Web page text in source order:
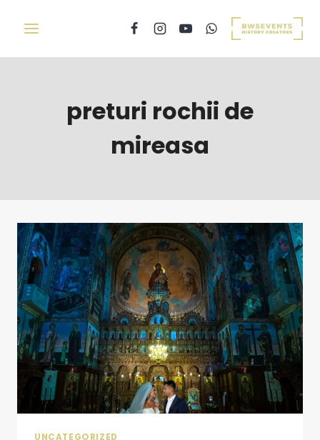
preturi rochii de
mireasa
UNCATEGORIZED